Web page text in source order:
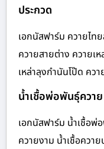
ประกวด
เอกนัสฟาร์ม ควายไ
ควายสายต่าง ควายเ
เหล่าลุงกำนันโป๊ด คว
น้ำเชื้อพ่อพันธุ์ควา
เอกนัสฟาร์ม น้ำเชื้อพ่
ควายงาม น้ำเชื้อควาย